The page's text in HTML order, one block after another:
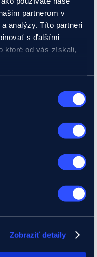
partnerom v
analýzy. Títo partneri
s ďalšími
ktoré od vás získali,
Zobraziť detaily
– Klasik (Produkt ABT)
– Mini (eMSP)
do 2 rokov (Produkt A, B)
politickým rizikám
úveru (Produkt F)
v zahraničí (Produkt